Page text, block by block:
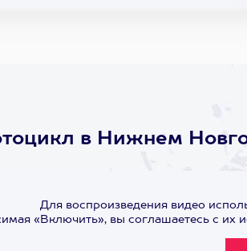
в Нижнем
Для воспроизведения видео
«Включить», вы соглашаетесь с их